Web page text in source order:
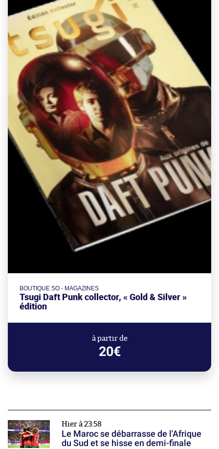
BOUTIQUE SO - MAGAZINES
Tsugi Daft Punk collector, « Gold & Silver »
édition
à partir de
20€
Hier à 23:58
Le Maroc se débarrasse de l'Afrique
du Sud et se hisse en demi-finale